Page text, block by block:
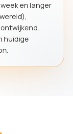
en langer
huidige